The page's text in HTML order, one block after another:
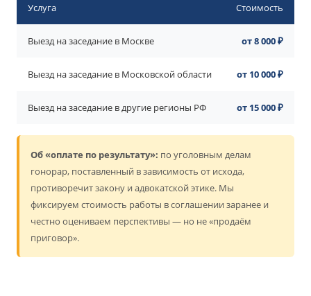
Услуга Стоимость
Выезд на заседание в Москве от 8 000 ₽
Выезд на заседание в Московской области от 10 000 ₽
Выезд на заседание в другие регионы РФ от 15 000 ₽
Об «оплате по результату»: по уголовным делам
гонорар, поставленный в зависимость от исхода,
противоречит закону и адвокатской этике. Мы
фиксируем стоимость работы в соглашении заранее и
честно оцениваем перспективы — но не «продаём
приговор».